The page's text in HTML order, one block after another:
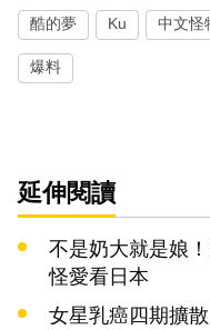
酷的夢 Ku 中文怪
爆料
延伸閱讀
不是奶大就是娘
怪愛看日本
女星乳癌四期擴